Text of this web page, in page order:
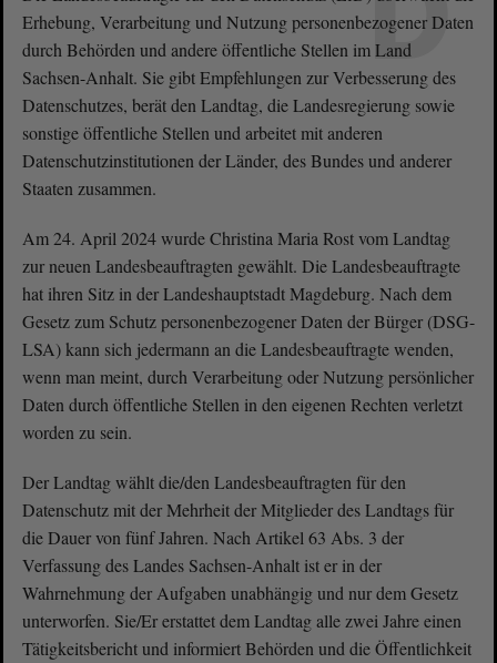
Erhebung, Verarbeitung und Nutzung personenbezogener Daten
durch Behörden und andere öffentliche Stellen im Land
Sachsen-Anhalt. Sie gibt Empfehlungen zur Verbesserung des
Datenschutzes, berät den Landtag, die Landesregierung sowie
sonstige öffentliche Stellen und arbeitet mit anderen
Datenschutzinstitutionen der Länder, des Bundes und anderer
Staaten zusammen.
Am 24. April 2024 wurde Christina Maria Rost vom Landtag
zur neuen Landesbeauftragten gewählt. Die Landesbeauftragte
hat ihren Sitz in der Landeshauptstadt Magdeburg. Nach dem
Gesetz zum Schutz personenbezogener Daten der Bürger (DSG-
LSA) kann sich jedermann an die Landesbeauftragte wenden,
wenn man meint, durch Verarbeitung oder Nutzung persönlicher
Daten durch öffentliche Stellen in den eigenen Rechten verletzt
worden zu sein.
Der Landtag wählt die/den Landesbeauftragten für den
Datenschutz mit der Mehrheit der Mitglieder des Landtags für
die Dauer von fünf Jahren. Nach Artikel 63 Abs. 3 der
Verfassung des Landes Sachsen-Anhalt ist er in der
Wahrnehmung der Aufgaben unabhängig und nur dem Gesetz
unterworfen. Sie/Er erstattet dem Landtag alle zwei Jahre einen
Tätigkeitsbericht und informiert Behörden und die Öffentlichkeit